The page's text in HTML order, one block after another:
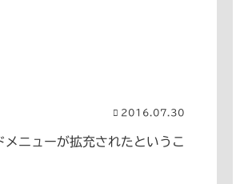
2016.07.30
ニューが拡充されたというこ